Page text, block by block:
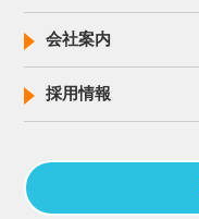
会社案内
採用情報